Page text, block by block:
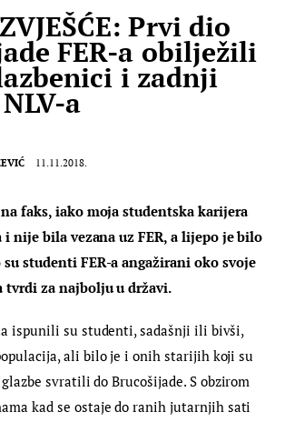
Prvi dio
FER-a obilježili
i zadnji
a
11.11.2018.
faks, iako moja studentska karijera
nije bila vezana uz FER, a lijepo je bilo
studenti FER-a angažirani oko svoje
tvrdi za najbolju u državi.
ispunili su studenti, sadašnji ili bivši,
ali bilo je i onih starijih koji su
svratili do Brucošijade. S obzirom
kad se ostaje do ranih jutarnjih sati